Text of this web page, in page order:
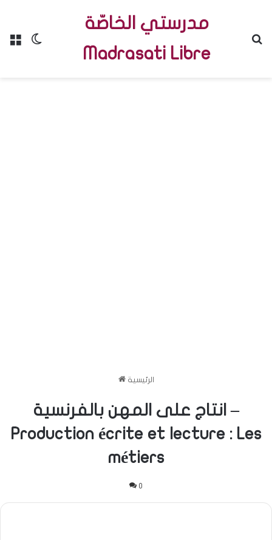
Menu
مدرستي الخاصّة
Madrasati Libre
الرئيسية
انتاج على المهن بالفرنسية –
Production écrite et lecture : Les
métiers
0